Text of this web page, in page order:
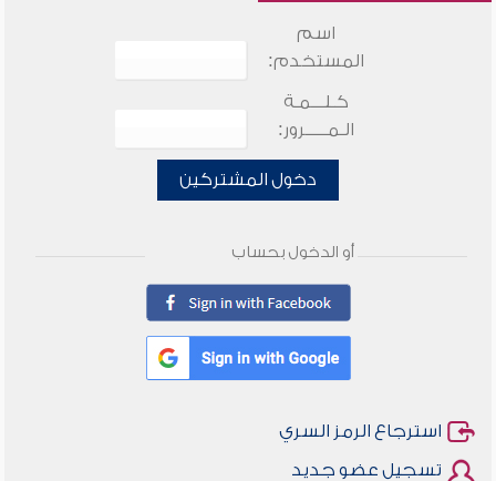
اسم
المستخدم:
كـلـــمـة
الـمـــــرور:
دخول المشتركين
أو الدخول بحساب
استرجاع الرمز السري
تسجيل عضو جديد